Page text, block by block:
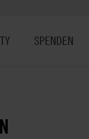
SPENDEN